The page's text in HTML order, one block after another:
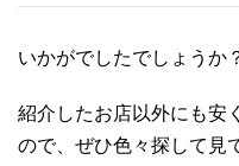
いかがでしたでしょうか
紹介したお店以外にも安
ので、ぜひ色々探して見